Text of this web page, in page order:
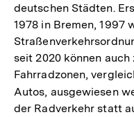
deutschen Städten.
1978 in Bremen, 1997
seit 2020 können auch
Fahrradzonen,
Autos, ausgewiesen
der Radverkehr statt